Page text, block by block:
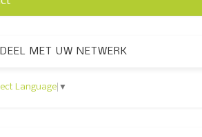
DEEL MET UW NETWERK
Language ▼